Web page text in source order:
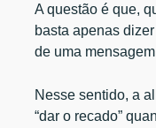
A questão é que,
basta apenas
de uma
Nesse sentido, a
“dar o recado”